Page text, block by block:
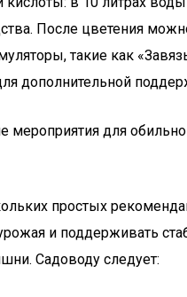
После цветения
такие как
дополнительной
мероприятия для
простых
и поддерживать
Садоводу следует: